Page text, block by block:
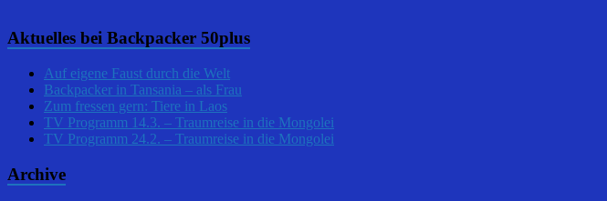
Aktuelles bei Backpacker 50plus
Auf eigene Faust durch die Welt
Backpacker in Tansania – als Frau
Zum fressen gern: Tiere in Laos
TV Programm 14.3. – Traumreise in die Mongolei
TV Programm 24.2. – Traumreise in die Mongolei
Archive